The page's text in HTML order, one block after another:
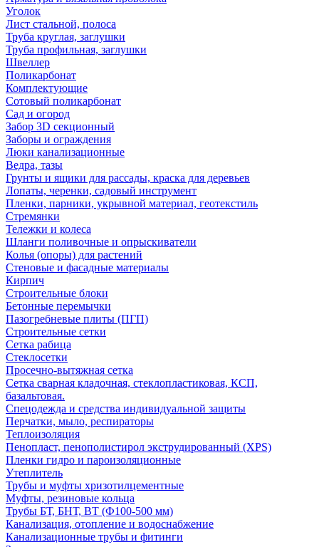
Уголок
Лист стальной, полоса
Труба круглая, заглушки
Труба профильная, заглушки
Швеллер
Поликарбонат
Комплектующие
Сотовый поликарбонат
Сад и огород
Забор 3D секционный
Заборы и ограждения
Люки канализационные
Ведра, тазы
Грунты и ящики для рассады, краска для деревьев
Лопаты, черенки, садовый инструмент
Пленки, парники, укрывной материал, геотекстиль
Стремянки
Тележки и колеса
Шланги поливочные и опрыскиватели
Колья (опоры) для растений
Стеновые и фасадные материалы
Кирпич
Строительные блоки
Бетонные перемычки
Пазогребневые плиты (ПГП)
Строительные сетки
Сетка рабица
Стеклосетки
Просечно-вытяжная сетка
Сетка сварная кладочная, стеклопластиковая, КСП,
базальтовая.
Спецодежда и средства индивидуальной защиты
Перчатки, мыло, респираторы
Теплоизоляция
Пенопласт, пенополистирол экструдированный (XPS)
Пленки гидро и пароизоляционные
Утеплитель
Трубы и муфты хризотилцементные
Муфты, резиновые кольца
Трубы БТ, БНТ, ВТ (Ф100-500 мм)
Канализация, отопление и водоснабжение
Канализационные трубы и фитинги